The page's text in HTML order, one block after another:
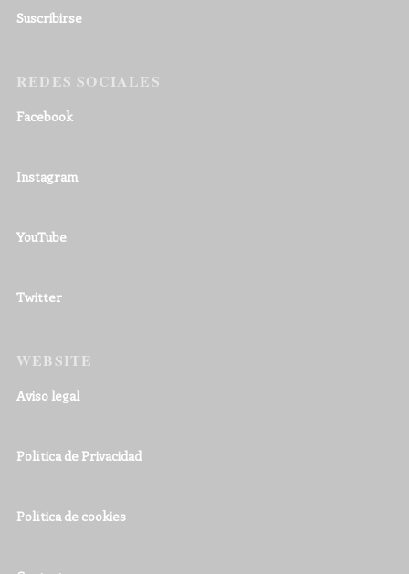
Suscribirse
REDES SOCIALES
Facebook
Instagram
YouTube
Twitter
WEBSITE
Aviso legal
Política de Privacidad
Política de cookies